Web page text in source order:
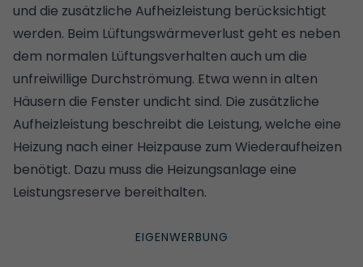
und die zusätzliche Aufheizleistung berücksichtigt
werden. Beim Lüftungswärmeverlust geht es neben
dem normalen Lüftungsverhalten auch um die
unfreiwillige Durchströmung. Etwa wenn in alten
Häusern die Fenster undicht sind. Die zusätzliche
Aufheizleistung beschreibt die Leistung, welche eine
Heizung nach einer Heizpause zum Wiederaufheizen
benötigt. Dazu muss die Heizungsanlage eine
Leistungsreserve bereithalten.